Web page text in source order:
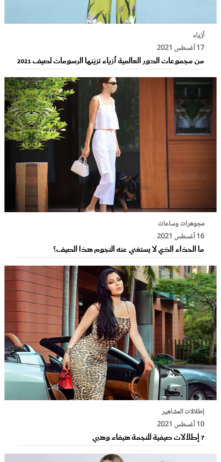
أزياء
17 أغسطس 2021
من مجموعات الدور العالمية أزياء تزيّنها الرسومات لصيف 2021
مجوهرات وساعات
16 أغسطس 2021
ما الحذاء الذي لا يستغني عنه النجوم هذا الصيف؟
إطلالات المشاهير
10 أغسطس 2021
7 إطلالات صيفية للنجمة هيفاء وهبي